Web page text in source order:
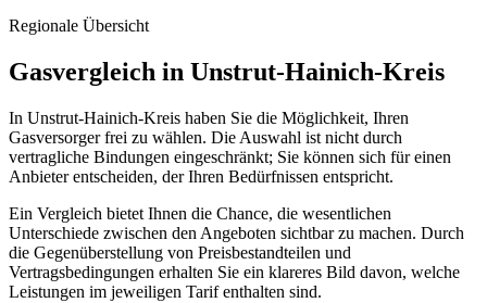
Regionale Übersicht
Gasvergleich in Unstrut-Hainich-Kreis
In Unstrut-Hainich-Kreis haben Sie die Möglichkeit, Ihren
Gasversorger frei zu wählen. Die Auswahl ist nicht durch
vertragliche Bindungen eingeschränkt; Sie können sich für einen
Anbieter entscheiden, der Ihren Bedürfnissen entspricht.
Ein Vergleich bietet Ihnen die Chance, die wesentlichen
Unterschiede zwischen den Angeboten sichtbar zu machen. Durch
die Gegenüberstellung von Preisbestandteilen und
Vertragsbedingungen erhalten Sie ein klareres Bild davon, welche
Leistungen im jeweiligen Tarif enthalten sind.